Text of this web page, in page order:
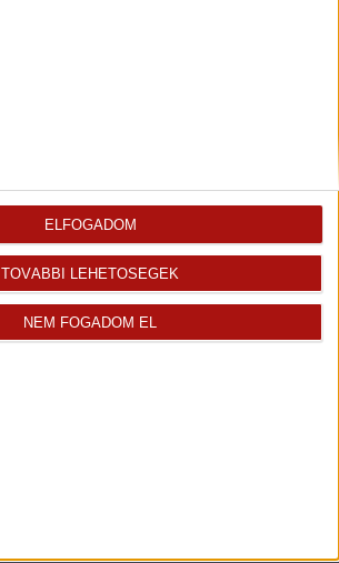
TOVÁBBI LEHETŐSÉGEK
NEM FOGADOM EL
ELFOGADOM
Elégedett ügyfeleink mondták
Süti kezelési tájékoztató